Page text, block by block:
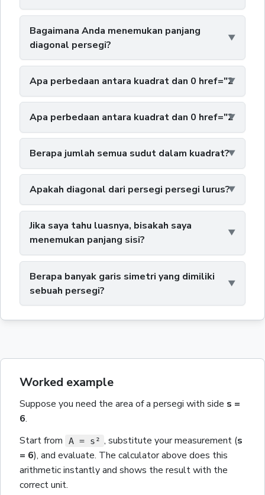
Bagaimana Anda menemukan panjang
diagonal persegi?
Apa perbedaan antara kuadrat dan 0 href="2
Apa perbedaan antara kuadrat dan 0 href="2
Berapa jumlah semua sudut dalam kuadrat?
Apakah diagonal dari persegi persegi lurus?
Jika saya tahu luasnya, bisakah saya
menemukan panjang sisi?
Berapa banyak garis simetri yang dimiliki
sebuah persegi?
Worked example
Suppose you need the area of a persegi with side s =
6.
Start from
A = s² , substitute your measurement (s
= 6), and evaluate. The calculator above does this
arithmetic instantly and shows the result with the
correct unit.